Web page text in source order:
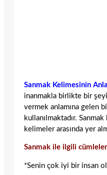
Sanmak Kelimesinin
inanmakla birlikte bir
vermek anlamına gelen
kullanılmaktadır.
kelimeler arasında yer
Sanmak ile ilgili
*Senin çok iyi bir insan